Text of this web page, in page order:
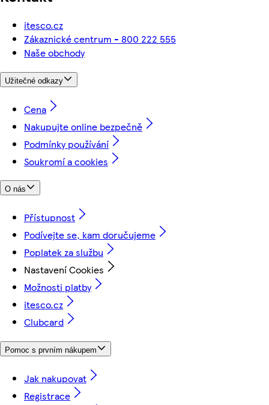
itesco.cz
Zákaznické centrum - 800 222 555
Naše obchody
Užitečné odkazy
Cena
Nakupujte online bezpečně
Podmínky používání
Soukromí a cookies
O nás
Přístupnost
Podívejte se, kam doručujeme
Poplatek za službu
Nastavení Cookies
Možnosti platby
itesco.cz
Clubcard
Pomoc s prvním nákupem
Jak nakupovat
Registrace